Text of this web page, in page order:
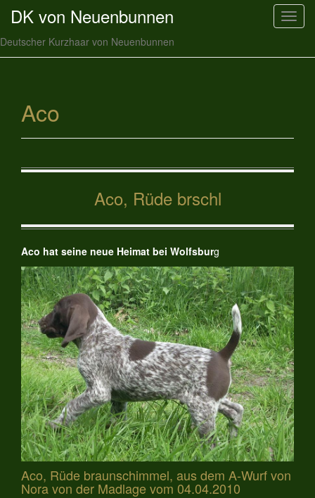
T
i
i
DK von Neuenbunnen
Deutscher Kurzhaar von Neuenbunnen
Aco
Aco, Rüde brschl
Aco hat seine neue Heimat bei Wolfsburg
Aco, Rüde braunschimmel, aus dem A-Wurf von
Nora von der Madlage vom 04.04.2010